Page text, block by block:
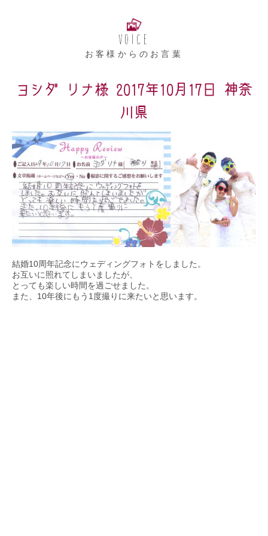
VOICE
お客様からのお言葉
ヨシダ リナ様 2017年10月17日 神奈
川県
結婚10周年記念にウェディングフォトをしました。
お互いに照れてしまいましたが、
とっても楽しい時間を過ごせました。
また、10年後にもう1度撮りに来たいと思います。